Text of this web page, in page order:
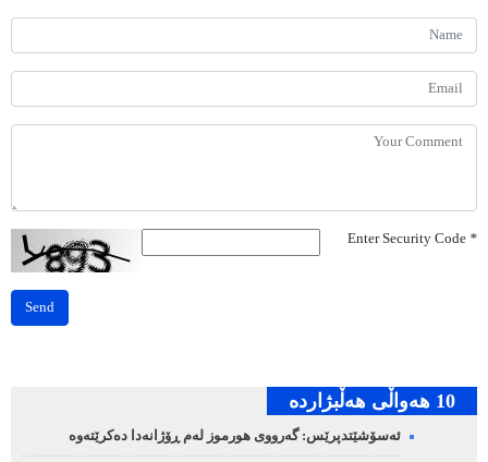
*
Send
10 هه‌واڵی هه‌ڵبژارده‌
ئەسۆشێتدپرێس: گەرووی هورموز لەم ڕۆژانەدا دەکرێتەوە